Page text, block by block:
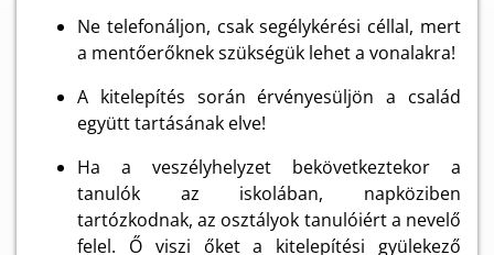
Ne telefonáljon, csak segélykérési céllal, mert
a mentőerőknek szükségük lehet a vonalakra!
A kitelepítés során érvényesüljön a család
együtt tartásának elve!
Ha a veszélyhelyzet bekövetkeztekor a
tanulók az iskolában, napköziben
tartózkodnak, az osztályok tanulóiért a nevelő
felel. Ő viszi őket a kitelepítési gyülekező